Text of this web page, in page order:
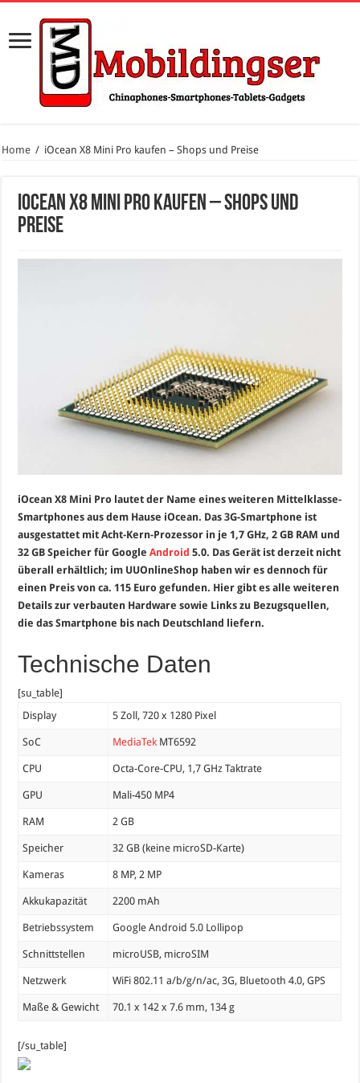
Home / iOcean X8 Mini Pro kaufen – Shops und Preise
iOcean X8 Mini Pro kaufen – Shops und
Preise
iOcean X8 Mini Pro lautet der Name eines weiteren Mittelklasse-
Smartphones aus dem Hause iOcean. Das 3G-Smartphone ist
ausgestattet mit Acht-Kern-Prozessor in je 1,7 GHz, 2 GB RAM und
32 GB Speicher für GoogleAndroid 5.0. Das Gerät ist derzeit nicht
überall erhältlich; im UUOnlineShop haben wir es dennoch für
einen Preis von ca. 115 Euro gefunden. Hier gibt es alle weiteren
Details zur verbauten Hardware sowie Links zu Bezugsquellen,
die das Smartphone bis nach Deutschland liefern.
Technische Daten
[su_table]
Display
5 Zoll, 720 x 1280 Pixel
SoC MediaTekMT6592
CPU Octa-Core-CPU, 1,7 GHz Taktrate
GPU Mali-450 MP4
RAM 2 GB
Speicher 32 GB (keine microSD-Karte)
Kameras 8 MP, 2 MP
Akkukapazität 2200 mAh
Betriebssystem Google Android 5.0 Lollipop
Schnittstellen microUSB, microSIM
Netzwerk WiFi 802.11 a/b/g/n/ac, 3G, Bluetooth 4.0, GPS
Maße & Gewicht 70.1 x 142 x 7.6 mm, 134 g
[/su_table]